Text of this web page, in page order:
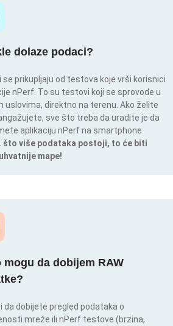
dolaze podaci?
se prikupljaju od testova koje vrši korisnici
nPerf. To su testovi koji se sprovode u
uslovima, direktno na terenu. Ako želite
sve što treba da uradite je da
aplikaciju nPerf na smartphone
što više podataka postoji, to će biti
mape!
mogu da dobijem RAW
da dobijete pregled podataka o
mreže ili nPerf testove (brzina,